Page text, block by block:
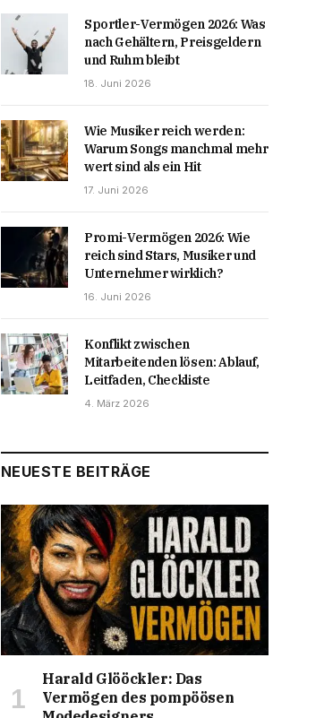
Sportler-Vermögen 2026: Was
nach Gehältern, Preisgeldern
und Ruhm bleibt
18. Juni 2026
Wie Musiker reich werden:
Warum Songs manchmal mehr
wert sind als ein Hit
17. Juni 2026
Promi-Vermögen 2026: Wie
reich sind Stars, Musiker und
Unternehmer wirklich?
16. Juni 2026
Konflikt zwischen
Mitarbeitenden lösen: Ablauf,
Leitfaden, Checkliste
4. März 2026
NEUESTE BEITRÄGE
Harald Glööckler: Das
Vermögen des pompöösen